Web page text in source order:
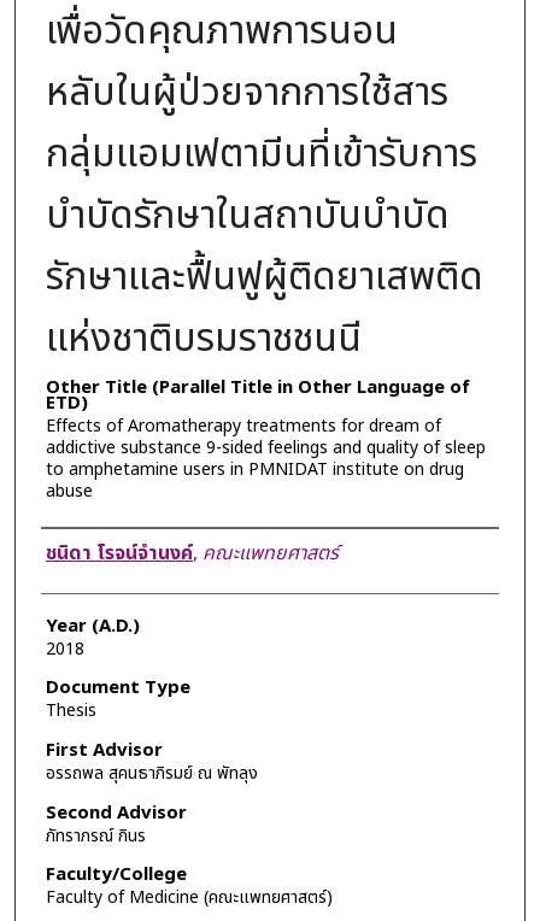
เพื่อวัดคุณภาพการนอน
หลับในผู้ป่วยจากการใช้สาร
กลุ่มแอมเฟตามีนที่เข้ารับการ
บำบัดรักษาในสถาบันบำบัด
รักษาและฟื้นฟูผู้ติดยาเสพติด
แห่งชาติบรมราชชนนี
Other Title (Parallel Title in Other Language of
ETD)
Effects of Aromatherapy treatments for dream of
addictive substance 9-sided feelings and quality of sleep
to amphetamine users in PMNIDAT institute on drug
abuse
Author
ชนิดา โรจน์จำนงค์, คณะแพทยศาสตร์
Year (A.D.)
2018
Document Type
Thesis
First Advisor
อรรถพล สุคนธาภิรมย์ ณ พัทลุง
Second Advisor
ภัทราภรณ์ กินร
Faculty/College
Faculty of Medicine (คณะแพทยศาสตร์)